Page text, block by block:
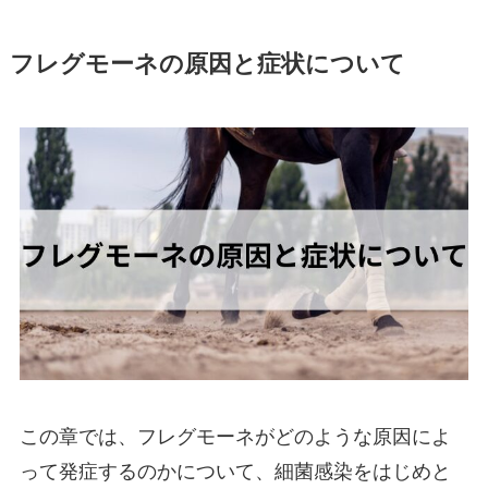
フレグモーネの原因と症状について
この章では、フレグモーネがどのような原因によ
って発症するのかについて、細菌感染をはじめと